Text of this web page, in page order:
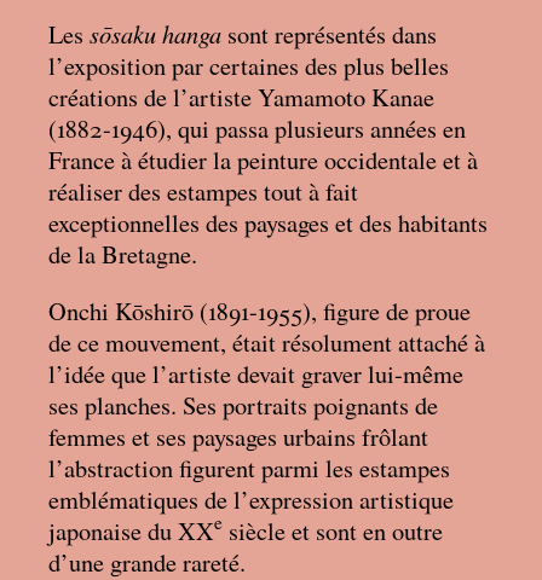
Les sōsaku hanga sont représentés dans
l’exposition par certaines des plus belles
créations de l’artiste Yamamoto Kanae
(1882-1946), qui passa plusieurs années en
France à étudier la peinture occidentale et à
réaliser des estampes tout à fait
exceptionnelles des paysages et des habitants
de la Bretagne.
Onchi Kōshirō (1891-1955), figure de proue
de ce mouvement, était résolument attaché à
l’idée que l’artiste devait graver lui-même
ses planches. Ses portraits poignants de
femmes et ses paysages urbains frôlant
l’abstraction figurent parmi les estampes
emblématiques de l’expression artistique
japonaise du XXe siècle et sont en outre
d’une grande rareté.